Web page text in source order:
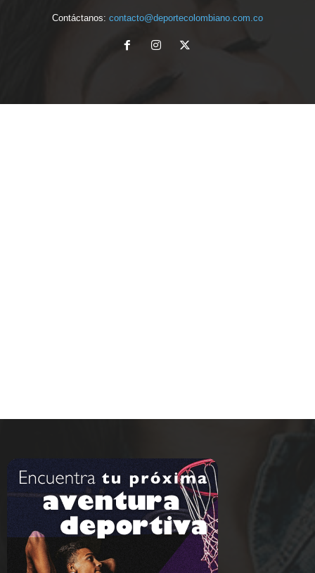
Contáctanos: contacto@deportecolombiano.com.co